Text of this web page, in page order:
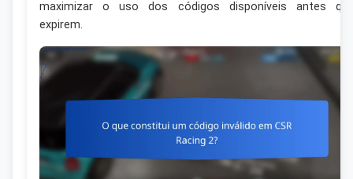
maximizar o uso dos códigos disponíveis antes
expirem.